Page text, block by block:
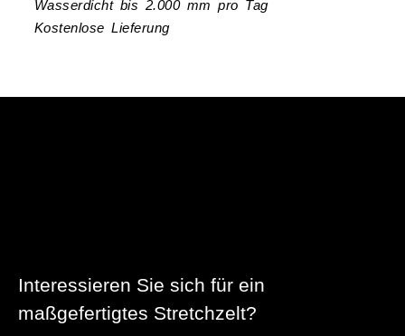
Wasserdicht bis 2.000 mm pro Tag
Kostenlose Lieferung
Interessieren Sie sich für ein
maßgefertigtes Stretchzelt?